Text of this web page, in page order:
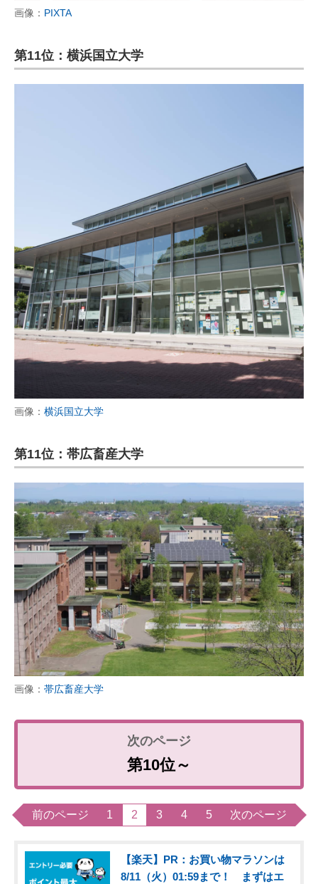
画像： PIXTA
第11位：横浜国立大学
画像： 横浜国立大学
第11位：帯広畜産大学
画像： 帯広畜産大学
第10位～
前のページ 1 2 3 4 5 次のページ
【楽天】PR：お買い物マラソンは
8/11（火）01:59まで！ まずはエ